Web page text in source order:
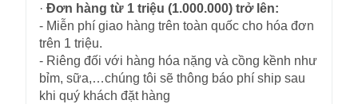
· Đơn hàng từ 1 triệu (1.000.000) trở lên:
- Miễn phí giao hàng trên toàn quốc cho hóa đơn
trên 1 triệu.
- Riêng đối với hàng hóa nặng và cồng kềnh như
bỉm, sữa,…chúng tôi sẽ thông báo phí ship sau
khi quý khách đặt hàng